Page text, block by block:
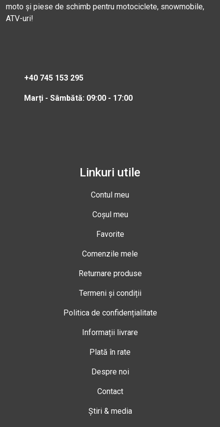
moto și piese de schimb pentru motociclete, snowmobile,
ATV-uri!
+40 745 153 295
Marți - Sâmbătă: 09:00 - 17:00
Linkuri utile
Contul meu
Coșul meu
Favorite
Comenzile mele
Returnare produse
Termeni și condiții
Politica de confidențialitate
Informații livrare
Plată în rate
Despre noi
Contact
Știri & media